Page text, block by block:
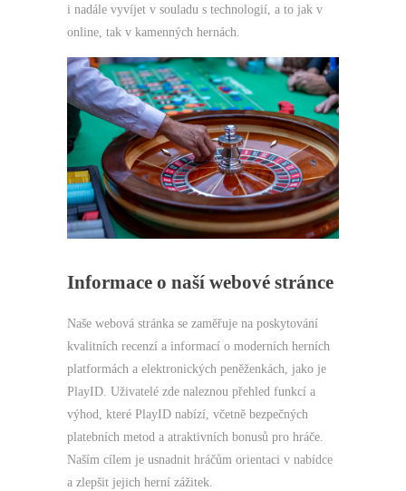
i nadále vyvíjet v souladu s technologií, a to jak v
online, tak v kamenných hernách.
Informace o naší webové stránce
Naše webová stránka se zaměřuje na poskytování
kvalitních recenzí a informací o moderních herních
platformách a elektronických peněženkách, jako je
PlayID. Uživatelé zde naleznou přehled funkcí a
výhod, které PlayID nabízí, včetně bezpečných
platebních metod a atraktivních bonusů pro hráče.
Naším cílem je usnadnit hráčům orientaci v nabídce
a zlepšit jejich herní zážitek.